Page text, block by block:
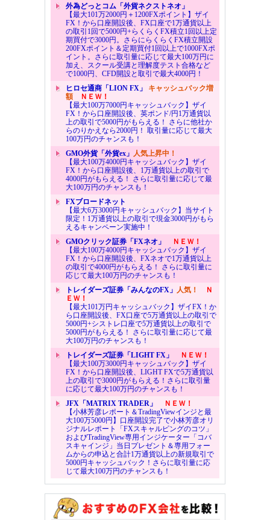
外為どっとコム「外貨ネクストネオ」
【最大101万2000円＋1200FXポイント】ザイ
FX！から口座開設後、FX口座で1万通貨以上
の取引1回で5000円+らくらくFX積立1回以上定
期買付で3000円。さらにらくらくFX積立開設
200FXポイント＆定期買付1回以上で1000FXポ
イント。さらに取引量に応じて最大100万円に
加え、スクール受講と理解度テスト合格など
で1000円、CFD開設と取引で最大4000円！
ヒロセ通商「LION FX」 キャッシュバック増
額ＮＥＷ！
【最大100万7000円キャッシュバック】ザイ
FX！から口座開設後、英ポンド/円1万通貨以
上の取引で5000円がもらえる！ さらに他社か
らのりかえなら2000円！ 取引量に応じて最大
100万円のチャンスも！
GMO外貨「外貨ex」 人気上昇中！
【最大100万4000円キャッシュバック】ザイ
FX！から口座開設後、1万通貨以上の取引で
4000円がもらえる！ さらに取引量に応じて最
大100万円のチャンスも！
FXブロードネット
【最大6万3000円キャッシュバック】当サイト
限定！1万通貨以上の取引で現金3000円がもら
えるキャンペーン実施中！
GMOクリック証券「FXネオ」
ＮＥＷ！
【最大100万4000円キャッシュバック】ザイ
FX！から口座開設後、FXネオで1万通貨以上
の取引で4000円がもらえる！ さらに取引量に
応じて最大100万円のチャンスも！
トレイダーズ証券「みんなのFX」 人気！
Ｎ
ＥＷ！
【最大101万円キャッシュバック】ザイFX！か
ら口座開設後、FX口座で5万通貨以上の取引で
5000円+シストレ口座で5万通貨以上の取引で
5000円がもらえる！ さらに取引量に応じて最
大100万円のチャンスも！
トレイダーズ証券「LIGHT FX」
ＮＥＷ！
【最大100万3000円キャッシュバック】ザイ
FX！から口座開設後、LIGHT FXで5万通貨以
上の取引で3000円がもらえる！さらに取引量
に応じて最大100万円のチャンスも！
JFX「MATRIX TRADER」
ＮＥＷ！
【小林芳彦レポート＆TradingViewインジと最
大100万5000円】口座開設完了で小林芳彦オリ
ジナルレポート「FXスキャルピングのコツ」
およびTradingView専用インジケーター「コバ
スキャインジ」当日プレゼント＆専用フォー
ムからの申込と合計1万通貨以上の新規取引で
5000円キャッシュバック！さらに取引量に応
じて最大100万円のチャンスも！